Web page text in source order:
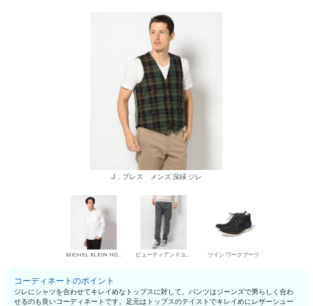
J．プレス メンズ 深緑 ジレ
MICHEL KLEIN HOMME シャツ ビューティアンドユース ユナイテッドアローズ デニムパンツ・ジーンズ ツイン ワークブーツ
コーディネートのポイント
ジレにシャツを合わせてキレイめなトップスに対して、パンツはジーンズで男らしく合わ
せるのも良いコーディネートです。足元はトップスのテイストでキレイめにレザーシュー